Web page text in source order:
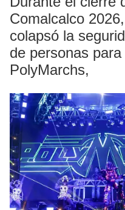
Comalcalco
colapsó la
de personas
PolyMarchs,